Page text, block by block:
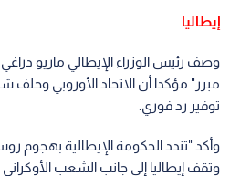
إيطاليا
وصف رئيس الوزراء الإيطالي ماريو
مبرر" مؤكدا أن الاتحاد الأوروبي
توفير رد فوري.
وأكد "تندد الحكومة الإيطالية بهجوم
وتقف إيطاليا إلى جانب الشعب